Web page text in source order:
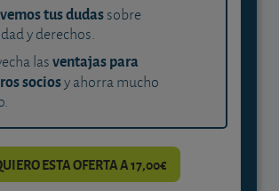
tus dudassobre
y derechos.
lasventajas para
sociosy ahorra mucho
ESTA OFERTA A 17,00€